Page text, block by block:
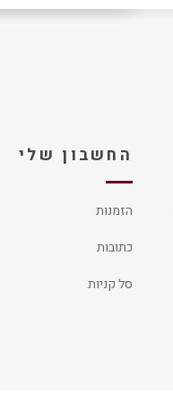
החשבון שלי
הזמנות
כתובות
סל קניות